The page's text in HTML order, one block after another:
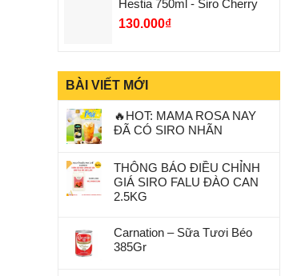
Hestia 750ml - Siro Cherry
130.000₫
BÀI VIẾT MỚI
🔥HOT: MAMA ROSA NAY
ĐÃ CÓ SIRO NHÃN
THÔNG BÁO ĐIỀU CHỈNH
GIÁ SIRO FALU ĐÀO CAN
2.5KG
Carnation – Sữa Tươi Béo
385Gr